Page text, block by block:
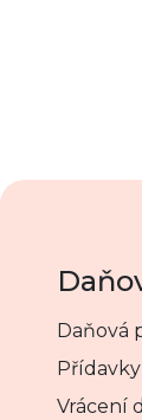
Daňová
Vrácení